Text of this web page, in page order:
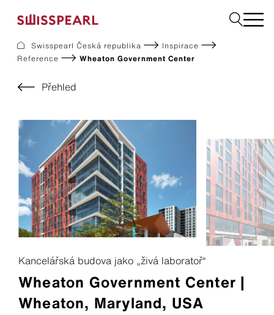
Společnost
Služby
Inspirace
Ke stažení
Swisspearl a udržitelnost
Kariéra
Fasády
Konstrukční desky
Swisspearl Česká republika
Inspirace
Reference
Wheaton Government Center
Přehled
Kancelářská budova jako „živá laboratoř“
Wheaton Government Center |
Wheaton, Maryland, USA